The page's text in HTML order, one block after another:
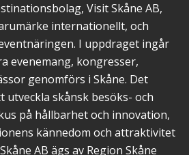
Visit Skåne AB,
internationellt, och
I uppdraget ingår
evenemang, kongresser,
genomförs i Skåne. Det
utveckla skånsk besöks- och
på hållbarhet och innovation,
kännedom och attraktivitet
AB ägs av Region Skåne